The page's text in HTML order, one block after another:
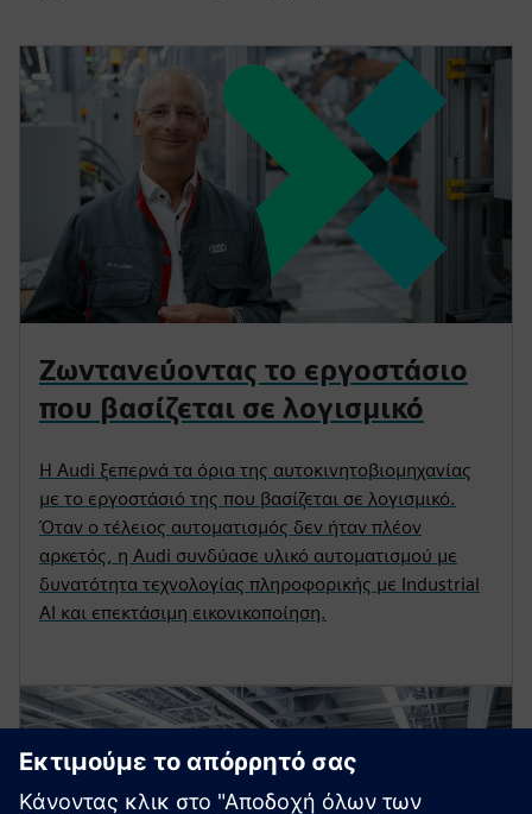
Ζωντανεύοντας το εργοστάσιο
που βασίζεται σε λογισμικό
Η Audi ξεπερνά τα όρια της αυτοκινητοβιομηχανίας
με το εργοστάσιό της που βασίζεται σε λογισμικό.
Όταν ο τέλειος αυτοματισμός δεν ήταν πλέον
αρκετός, η Audi συνδύασε υλικό αυτοματισμού με
δυνατότητα τεχνολογίας πληροφορικής με Industrial
AI και επεκτάσιμη εικονικοποίηση.